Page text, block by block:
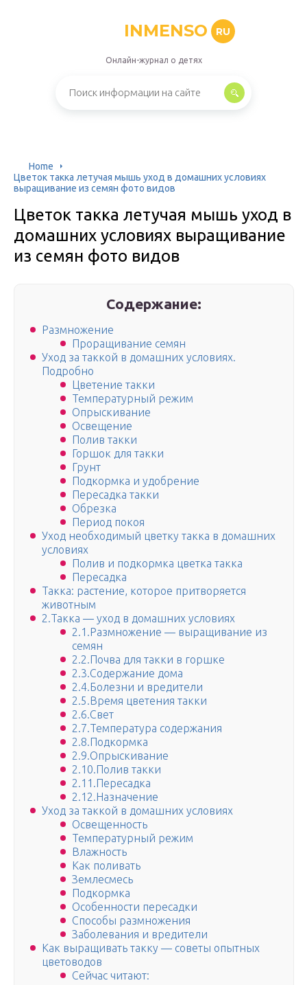
INMENSO RU
Онлайн-журнал о детях
Home
Цветок такка летучая мышь уход в домашних условиях
выращивание из семян фото видов
Цветок такка летучая мышь уход в
домашних условиях выращивание
из семян фото видов
Содержание:
Размножение
Проращивание семян
Уход за таккой в домашних условиях.
Подробно
Цветение такки
Температурный режим
Опрыскивание
Освещение
Полив такки
Горшок для такки
Грунт
Подкормка и удобрение
Пересадка такки
Обрезка
Период покоя
Уход необходимый цветку такка в домашних
условиях
Полив и подкормка цветка такка
Пересадка
Такка: растение, которое притворяется
животным
2.Такка — уход в домашних условиях
2.1.Размножение — выращивание из
семян
2.2.Почва для такки в горшке
2.3.Содержание дома
2.4.Болезни и вредители
2.5.Время цветения такки
2.6.Свет
2.7.Температура содержания
2.8.Подкормка
2.9.Опрыскивание
2.10.Полив такки
2.11.Пересадка
2.12.Назначение
Уход за таккой в домашних условиях
Освещенность
Температурный режим
Влажность
Как поливать
Землесмесь
Подкормка
Особенности пересадки
Способы размножения
Заболевания и вредители
Как выращивать такку — советы опытных
цветоводов
Сейчас читают: